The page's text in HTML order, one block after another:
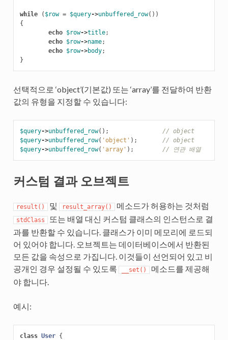
while ( $row = $query->unbuffered_row())
{
echo $row->title;
echo $row->name;
echo $row->body;
}
선택적으로 ‘object’(기본값) 또는 ‘array’를 전달하여 반환
값의 유형을 지정할 수 있습니다:
$query->unbuffered_row();
// object
$query->unbuffered_row( 'object' );
// object
$query->unbuffered_row( 'array' ); // 연관 배열
커스텀 결과 오브젝트
result() 및 result_array() 메소드가 허용하는 것처럼
stdClass 또는 배열 대신 커스텀 클래스의 인스턴스로 결
과를 반환할 수 있습니다. 클래스가 이미 메모리에 로드되
어 있어야 합니다. 오브젝트는 데이터베이스에서 반환된
모든 값을 속성으로 가집니다. 이것들이 선언되어 있고 비
공개인 경우 설정될 수 있도록
__set() 메소드를 제공해
야 합니다.
예시:
class User {